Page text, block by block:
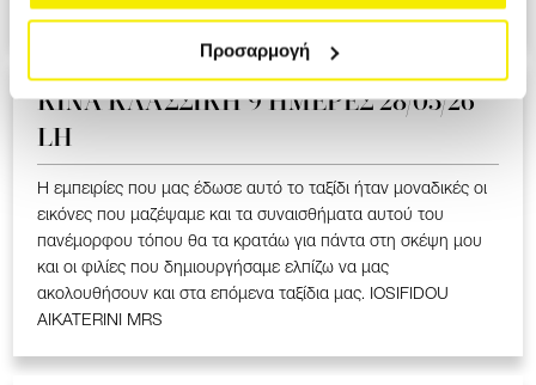
Προσαρμογή
ΚΙΝΑ KΛΑΣΣΙΚΗ 9 ΗΜΕΡΕΣ 28/05/26
LH
Η εμπειρίες που μας έδωσε αυτό το ταξίδι ήταν μοναδικές οι
εικόνες που μαζέψαμε και τα συναισθήματα αυτού του
πανέμορφου τόπου θα τα κρατάω για πάντα στη σκέψη μου
και οι φιλίες που δημιουργήσαμε ελπίζω να μας
ακολουθήσουν και στα επόμενα ταξίδια μας. IOSIFIDOU
AIKATERINI MRS